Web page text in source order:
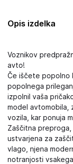
Opis izdelka
Voznikov
avto!
Če iščete popolno
popolnega
izpolnil vaša
model avtomobila,
vozila, kar ponuja
Zaščitna
ustvarjena za
vlago, njena
notranjosti